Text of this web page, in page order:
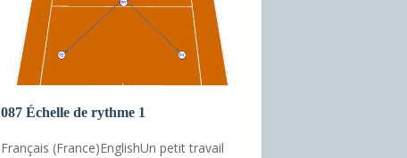
087 Échelle de rythme 1
Français (France)EnglishUn petit travail